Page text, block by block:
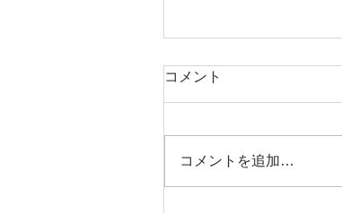
コメント
コメントを追加…